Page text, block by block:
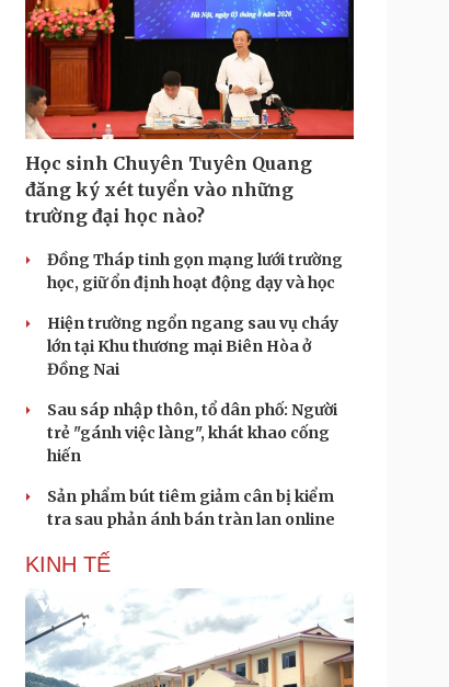
Học sinh Chuyên Tuyên Quang
đăng ký xét tuyển vào những
trường đại học nào?
Đồng Tháp tinh gọn mạng lưới trường
học, giữ ổn định hoạt động dạy và học
Hiện trường ngổn ngang sau vụ cháy
lớn tại Khu thương mại Biên Hòa ở
Đồng Nai
Sau sáp nhập thôn, tổ dân phố: Người
trẻ "gánh việc làng", khát khao cống
hiến
Sản phẩm bút tiêm giảm cân bị kiểm
tra sau phản ánh bán tràn lan online
KINH TẾ